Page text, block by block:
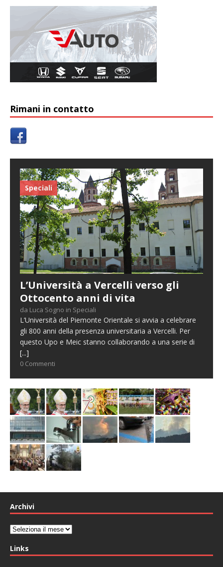
Rimani in contatto
Speciali
L’Università a Vercelli verso gli
Ottocento anni di vita
da Luca Sogno in Speciali
L’Università del Piemonte Orientale si avvia a celebrare
gli 800 anni della presenza universitaria a Vercelli. Per
questo Upo e Meic stanno collaborando a una serie di
[...]
0 Commenti
Archivi
Archivi
Links